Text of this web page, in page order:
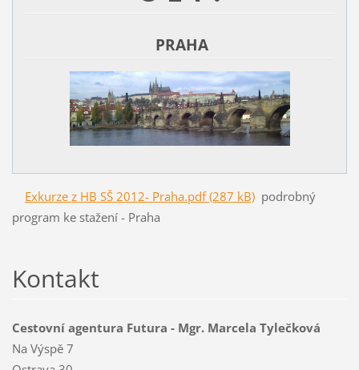
PRAHA
Exkurze z HB SŠ 2012- Praha.pdf (287 kB)podrobný
program ke stažení - Praha
Kontakt
Cestovní agentura Futura - Mgr. Marcela Tylečková
Na Výspě 7